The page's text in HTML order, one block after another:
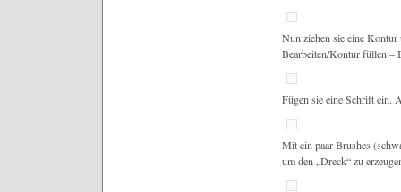
Nun ziehen sie eine
Bearbeiten/Kontur füllen –
Fügen sie eine Schrift ein.
Mit ein paar Brushes
um den „Dreck“ zu